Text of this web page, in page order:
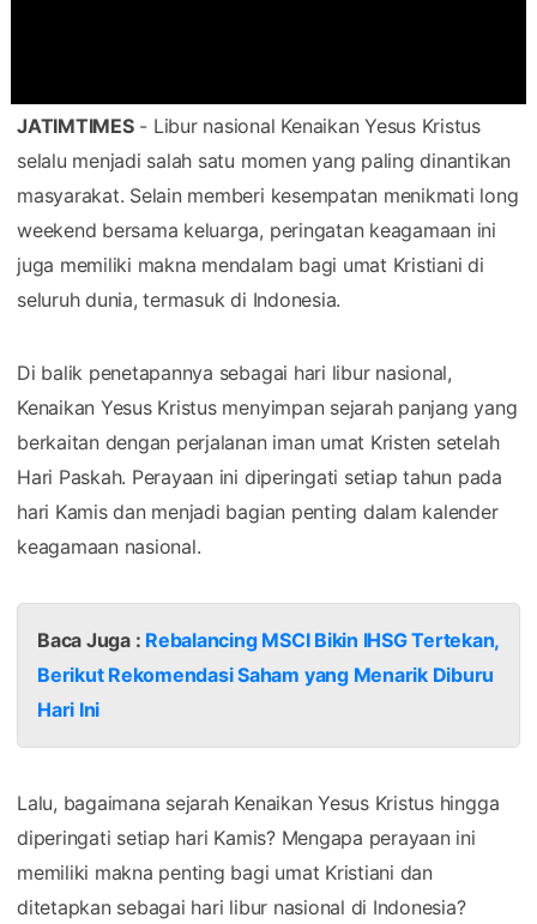
JATIMTIMES- Libur nasional Kenaikan Yesus Kristus
selalu menjadi salah satu momen yang paling dinantikan
masyarakat. Selain memberi kesempatan menikmati long
weekend bersama keluarga, peringatan keagamaan ini
juga memiliki makna mendalam bagi umat Kristiani di
seluruh dunia, termasuk di Indonesia.
Di balik penetapannya sebagai hari libur nasional,
Kenaikan Yesus Kristus menyimpan sejarah panjang yang
berkaitan dengan perjalanan iman umat Kristen setelah
Hari Paskah. Perayaan ini diperingati setiap tahun pada
hari Kamis dan menjadi bagian penting dalam kalender
keagamaan nasional.
Baca Juga : Rebalancing MSCI Bikin IHSG Tertekan,
Berikut Rekomendasi Saham yang Menarik Diburu
Hari Ini
Lalu, bagaimana sejarah Kenaikan Yesus Kristus hingga
diperingati setiap hari Kamis? Mengapa perayaan ini
memiliki makna penting bagi umat Kristiani dan
ditetapkan sebagai hari libur nasional di Indonesia?